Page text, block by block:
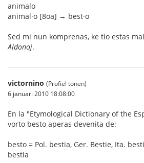
animalo
animal·o [8oa] → best·o
Sed mi nun komprenas, ke tio estas
Aldonoj.
victornino (Profiel tonen)
6 januari 2010 18:08:00
En la "Etymological Dictionary of the
vorto besto aperas devenita de:
besto = Pol. bestia, Ger. Bestie, Ita.
bestia